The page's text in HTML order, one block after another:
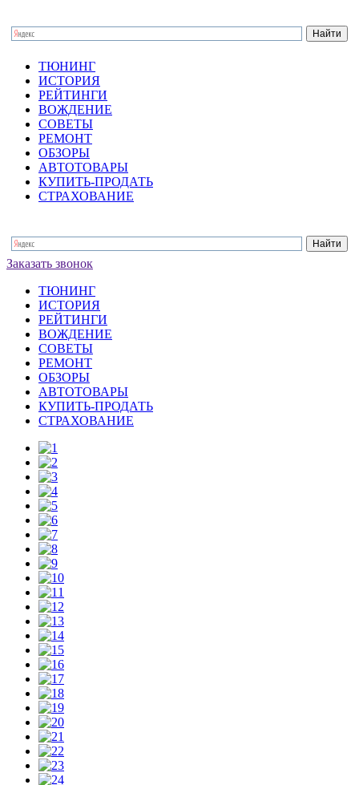
ТЮНИНГ
ИСТОРИЯ
РЕЙТИНГИ
ВОЖДЕНИЕ
СОВЕТЫ
РЕМОНТ
ОБЗОРЫ
АВТОТОВАРЫ
КУПИТЬ-ПРОДАТЬ
СТРАХОВАНИЕ
Заказать звонок
ТЮНИНГ
ИСТОРИЯ
РЕЙТИНГИ
ВОЖДЕНИЕ
СОВЕТЫ
РЕМОНТ
ОБЗОРЫ
АВТОТОВАРЫ
КУПИТЬ-ПРОДАТЬ
СТРАХОВАНИЕ